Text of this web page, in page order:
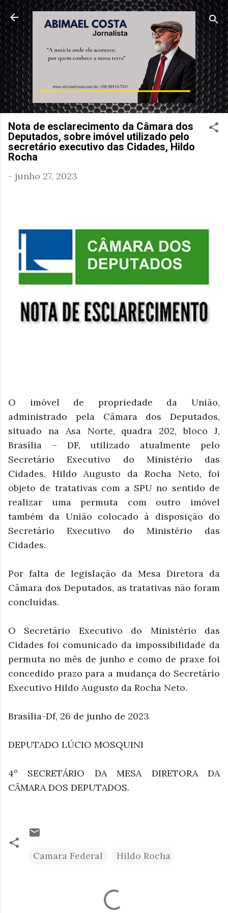
Pular para o conteúdo principal
Nota de esclarecimento da Câmara dos
Deputados, sobre imóvel utilizado pelo
secretário executivo das Cidades, Hildo
Rocha
- junho 27, 2023
O imóvel de propriedade da União,
administrado pela Câmara dos Deputados,
situado na Asa Norte, quadra 202, bloco J,
Brasília – DF, utilizado atualmente pelo
Secretário Executivo do Ministério das
Cidades, Hildo Augusto da Rocha Neto, foi
objeto de tratativas com a SPU no sentido de
realizar uma permuta com outro imóvel
também da União colocado à disposição do
Secretário Executivo do Ministério das
Cidades.
Por falta de legislação da Mesa Diretora da
Câmara dos Deputados, as tratativas não foram
concluídas.
O Secretário Executivo do Ministério das
Cidades foi comunicado da impossibilidade da
permuta no mês de junho e como de praxe foi
concedido prazo para a mudança do Secretário
Executivo Hildo Augusto da Rocha Neto.
Brasília-Df, 26 de junho de 2023
DEPUTADO LÚCIO MOSQUINI
4º SECRETÁRIO DA MESA DIRETORA DA
CÂMARA DOS DEPUTADOS.
Camara Federal Hildo Rocha